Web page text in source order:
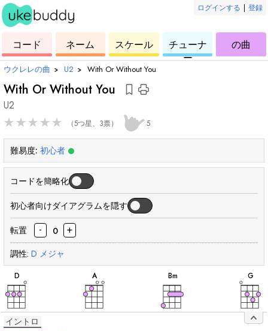
ログインする | 登録
ク
レ
レ
コード
コ
ー
ド
ネーム
ウ
ク
レ
レ
スケール
ク
レ
チューナ
ー
ウ
ク
レ
の曲
ウクレレの曲 › U2 › With Or Without You
With Or Without You
ド
U2
★ ★ ★ ★ ★ （5つ星、3票） 5
難易度: 初心者
コードを簡略化
初心者向けダイアグラムを隠す
転置 - 0 +
調性: D メジャ
D
和
A
和
Bm
和
G
和
イントロ